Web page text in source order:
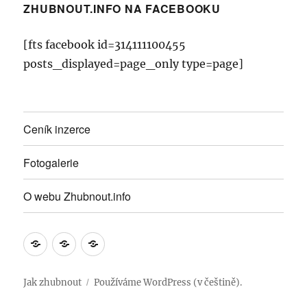
ZHUBNOUT.INFO NA FACEBOOKU
[fts facebook id=314111100455
posts_displayed=page_only type=page]
Ceník inzerce
Fotogalerie
O webu Zhubnout.info
CeníkFotogalerie
O
Zhubnout.info
Jak zhubnout Používáme WordPress (v češtině).